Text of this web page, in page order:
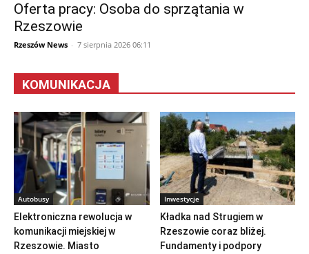
Oferta pracy: Osoba do sprzątania w
Rzeszowie
Rzeszów News - 7 sierpnia 2026 06:11
KOMUNIKACJA
Autobusy
Elektroniczna rewolucja w
komunikacji miejskiej w
Rzeszowie. Miasto
Inwestycje
Kładka nad Strugiem w
Rzeszowie coraz bliżej.
Fundamenty i podpory